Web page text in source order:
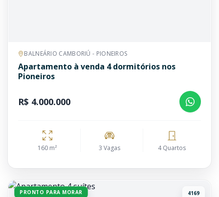
BALNEÁRIO CAMBORIÚ - PIONEIROS
Apartamento à venda 4 dormitórios nos
Pioneiros
R$ 4.000.000
160 m² 3 Vagas 4 Quartos
PRONTO PARA MORAR 4169